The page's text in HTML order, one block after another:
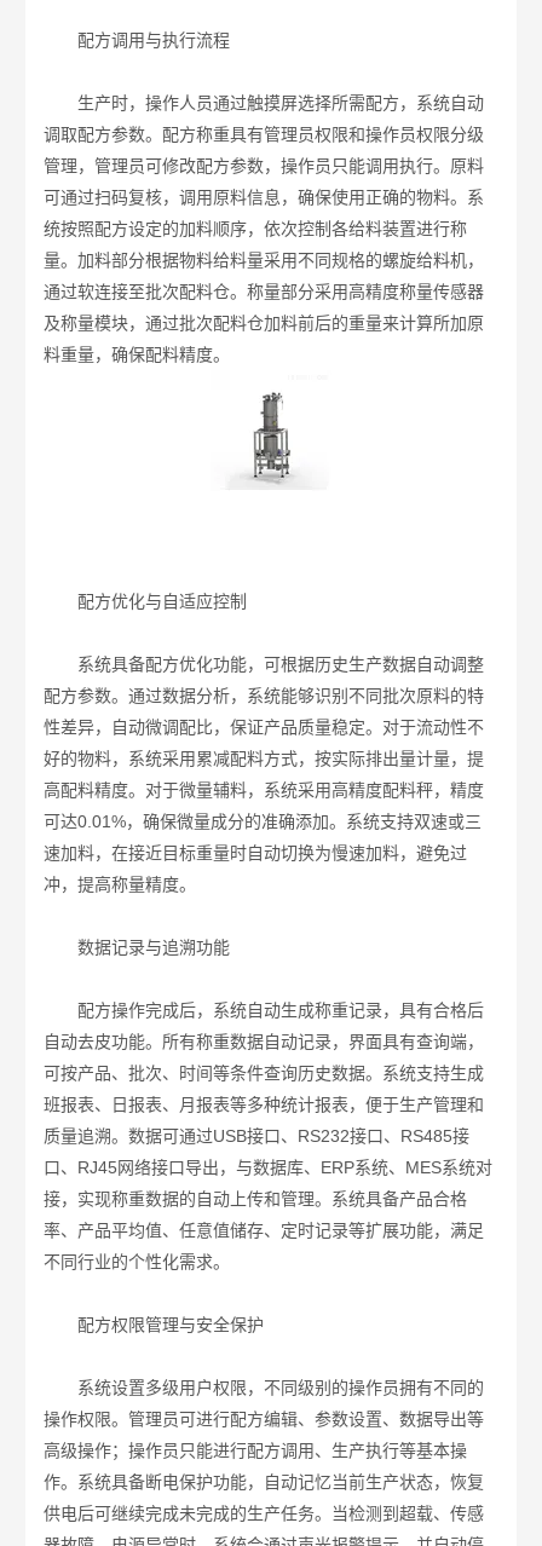
配方调用与执行流程
生产时，操作人员通过触摸屏选择所需配方，系统自动
调取配方参数。配方称重具有管理员权限和操作员权限分级
管理，管理员可修改配方参数，操作员只能调用执行。原料
可通过扫码复核，调用原料信息，确保使用正确的物料。系
统按照配方设定的加料顺序，依次控制各给料装置进行称
量。加料部分根据物料给料量采用不同规格的螺旋给料机，
通过软连接至批次配料仓。称量部分采用高精度称量传感器
及称量模块，通过批次配料仓加料前后的重量来计算所加原
料重量，确保配料精度。
配方优化与自适应控制
系统具备配方优化功能，可根据历史生产数据自动调整
配方参数。通过数据分析，系统能够识别不同批次原料的特
性差异，自动微调配比，保证产品质量稳定。对于流动性不
好的物料，系统采用累减配料方式，按实际排出量计量，提
高配料精度。对于微量辅料，系统采用高精度配料秤，精度
可达0.01%，确保微量成分的准确添加。系统支持双速或三
速加料，在接近目标重量时自动切换为慢速加料，避免过
冲，提高称量精度。
数据记录与追溯功能
配方操作完成后，系统自动生成称重记录，具有合格后
自动去皮功能。所有称重数据自动记录，界面具有查询端，
可按产品、批次、时间等条件查询历史数据。系统支持生成
班报表、日报表、月报表等多种统计报表，便于生产管理和
质量追溯。数据可通过USB接口、RS232接口、RS485接
口、RJ45网络接口导出，与数据库、ERP系统、MES系统对
接，实现称重数据的自动上传和管理。系统具备产品合格
率、产品平均值、任意值储存、定时记录等扩展功能，满足
不同行业的个性化需求。
配方权限管理与安全保护
系统设置多级用户权限，不同级别的操作员拥有不同的
操作权限。管理员可进行配方编辑、参数设置、数据导出等
高级操作；操作员只能进行配方调用、生产执行等基本操
作。系统具备断电保护功能，自动记忆当前生产状态，恢复
供电后可继续完成未完成的生产任务。当检测到超载、传感